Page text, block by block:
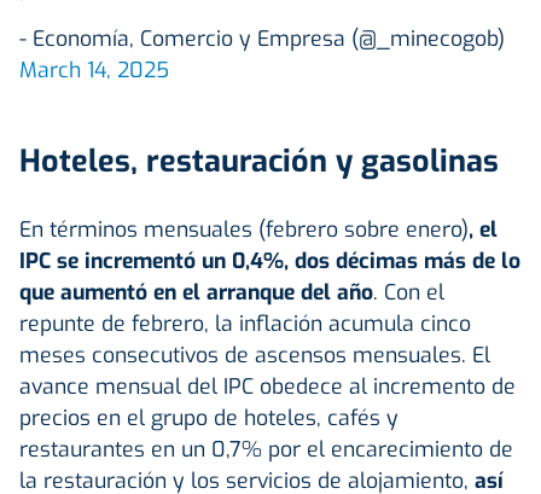
- Economía, Comercio y Empresa (@_minecogob)
March 14, 2025
Hoteles, restauración y gasolinas
En términos mensuales (febrero sobre enero), el
IPC se incrementó un 0,4%, dos décimas más de lo
que aumentó en el arranque del año. Con el
repunte de febrero, la inflación acumula cinco
meses consecutivos de ascensos mensuales. El
avance mensual del IPC obedece al incremento de
precios en el grupo de hoteles, cafés y
restaurantes en un 0,7% por el encarecimiento de
la restauración y los servicios de alojamiento, así